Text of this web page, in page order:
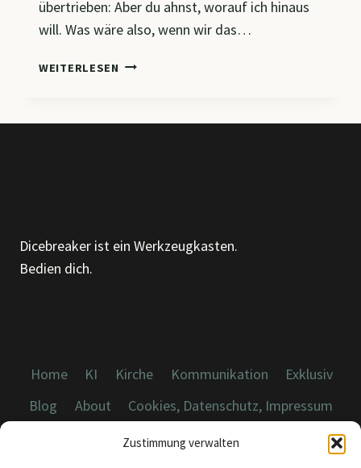
Zustimmung verwalten
übertrieben: Aber du ahnst, worauf ich hinaus
will. Was wäre also, wenn wir das…
WEITERLESEN SCHLUSS
Dicebreaker ist ein Werkzeugkasten.
Bedien dich.
Home KI Kirche Kommunikation
Exklusiv
Blog
About Cookies, Datenschutz, Impressum